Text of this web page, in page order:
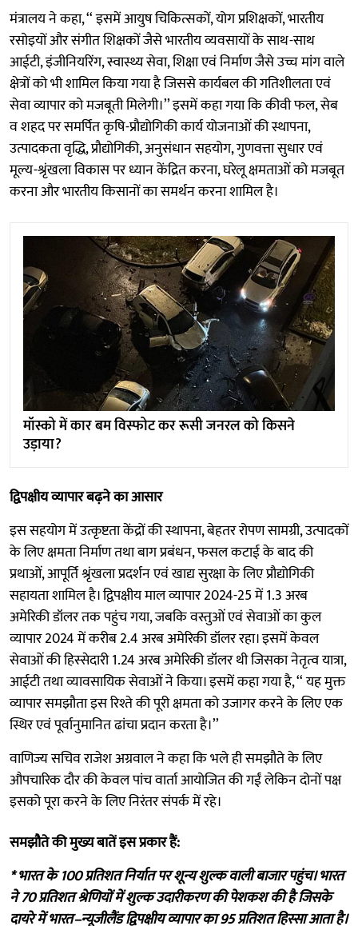
मंत्रालय ने कहा, ‘‘ इसमें आयुष चिकित्सकों, योग प्रशिक्षकों, भारतीय
रसोइयों और संगीत शिक्षकों जैसे भारतीय व्यवसायों के साथ-साथ
आईटी, इंजीनियरिंग, स्वास्थ्य सेवा, शिक्षा एवं निर्माण जैसे उच्च मांग वाले
क्षेत्रों को भी शामिल किया गया है जिससे कार्यबल की गतिशीलता एवं
सेवा व्यापार को मजबूती मिलेगी।’’ इसमें कहा गया कि कीवी फल, सेब
व शहद पर समर्पित कृषि-प्रौद्योगिकी कार्य योजनाओं की स्थापना,
उत्पादकता वृद्धि, प्रौद्योगिकी, अनुसंधान सहयोग, गुणवत्ता सुधार एवं
मूल्य-श्रृंखला विकास पर ध्यान केंद्रित करना, घरेलू क्षमताओं को मजबूत
करना और भारतीय किसानों का समर्थन करना शामिल है।
मॉस्को में कार बम विस्फोट कर रूसी जनरल को किसने
उड़ाया?
द्विपक्षीय व्यापार बढ़ने का आसार
इस सहयोग में उत्कृष्टता केंद्रों की स्थापना, बेहतर रोपण सामग्री, उत्पादकों
के लिए क्षमता निर्माण तथा बाग प्रबंधन, फसल कटाई के बाद की
प्रथाओं, आपूर्ति श्रृंखला प्रदर्शन एवं खाद्य सुरक्षा के लिए प्रौद्योगिकी
सहायता शामिल है। द्विपक्षीय माल व्यापार 2024-25 में 1.3 अरब
अमेरिकी डॉलर तक पहुंच गया, जबकि वस्तुओं एवं सेवाओं का कुल
व्यापार 2024 में करीब 2.4 अरब अमेरिकी डॉलर रहा। इसमें केवल
सेवाओं की हिस्सेदारी 1.24 अरब अमेरिकी डॉलर थी जिसका नेतृत्व यात्रा,
आईटी तथा व्यावसायिक सेवाओं ने किया। इसमें कहा गया है, ‘‘ यह मुक्त
व्यापार समझौता इस रिश्ते की पूरी क्षमता को उजागर करने के लिए एक
स्थिर एवं पूर्वानुमानित ढांचा प्रदान करता है।’’
वाणिज्य सचिव राजेश अग्रवाल ने कहा कि भले ही समझौते के लिए
औपचारिक दौर की केवल पांच वार्ता आयोजित की गईं लेकिन दोनों पक्ष
इसको पूरा करने के लिए निरंतर संपर्क में रहे।
समझौते की मुख्य बातें इस प्रकार हैं:
* भारत के 100 प्रतिशत निर्यात पर शून्य शुल्क वाली बाजार पहुंच। भारत
ने 70 प्रतिशत श्रेणियों में शुल्क उदारीकरण की पेशकश की है जिसके
दायरे में भारत–न्यूजीलैंड द्विपक्षीय व्यापार का 95 प्रतिशत हिस्सा आता है।